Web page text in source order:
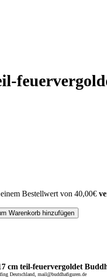
Bestellwert von 40,00€
Warenkorb hinzufügen
teil-feuervergoldet
Deutschland, mail@buddhafiguren.de